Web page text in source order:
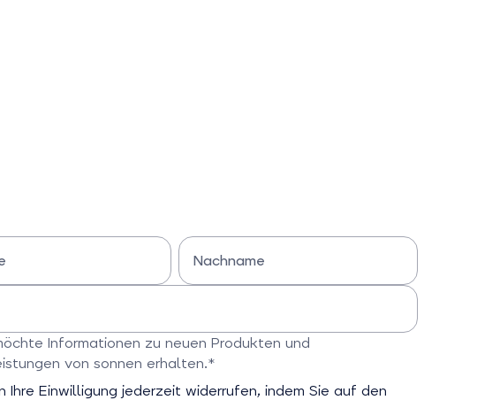
eingeben
Nachname
eingeben
Informationen zu neuen Produkten und
von sonnen erhalten.*
Sie dieses Feld
Ihre Einwilligung jederzeit widerrufen, indem Sie auf den